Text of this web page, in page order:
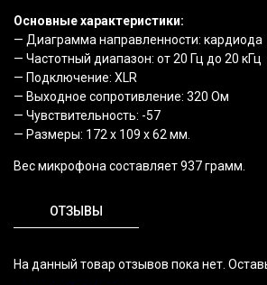
Основные характеристики:
— Диаграмма направленности: кардиода
— Частотный диапазон: от 20 Гц до 20 кГц
— Подключение: XLR
— Выходное сопротивление: 320 Ом
— Чувствительность: -57
— Размеры: 172 x 109 x 62 мм.
Вес микрофона составляет 937 грамм.
ОТЗЫВЫ
На данный товар отзывов пока нет.